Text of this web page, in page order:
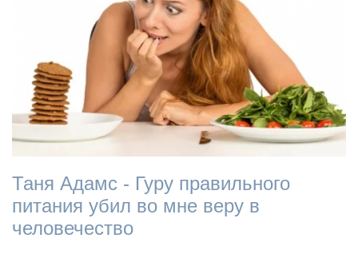
Таня Адамс - Гуру правильного
питания убил во мне веру в
человечество